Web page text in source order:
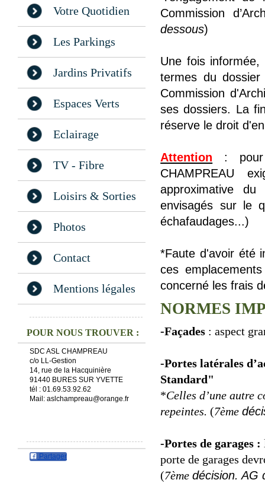
Votre Quotidien
Les Parkings
Jardins Privatifs
Espaces Verts
Eclairage
TV - Fibre
Loisirs & Sorties
Photos
Contact
Mentions légales
POUR NOUS TROUVER :
SDC ASL CHAMPREAU
c/o LL-Gestion
14, rue de la Hacquinière
91440 BURES SUR YVETTE
tél : 01.69.53.92.62
Mail: aslchampreau@orange.fr
Partager
Commission
dessous)
Une fois
termes du
Commission
ses dossiers. La
réserve le droit
Attention
:
CHAMPREAU
approximative
envisagés sur le
échafaudages...)
*Faute d'avoir été
ces
concerné les frais
NORMES
-Façades : aspect
-Portes latérales
Standard"
*Celles d’une autre
repeintes.(7ème
-Portesde garages :
porte de garages
(7èmedécision. AG